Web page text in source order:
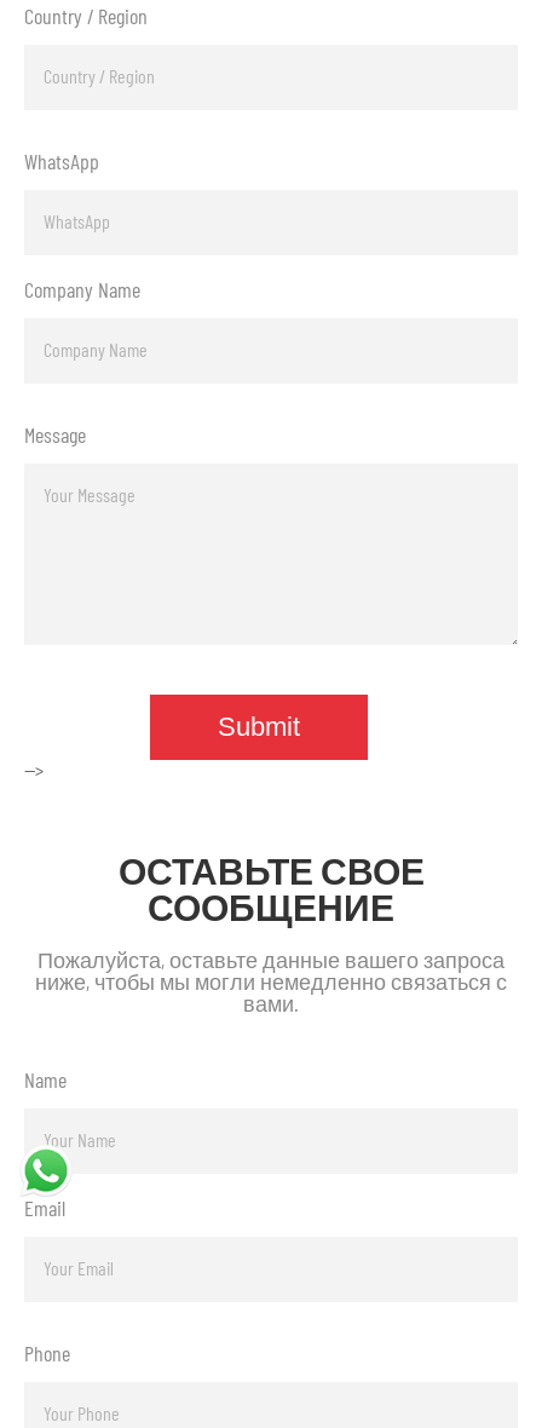
Country / Region
WhatsApp
Company Name
Message
-->
ОСТАВЬТЕ СВОЕ
СООБЩЕНИЕ
Пожалуйста, оставьте данные вашего запроса
ниже, чтобы мы могли немедленно связаться с
вами.
Name
Email
Phone